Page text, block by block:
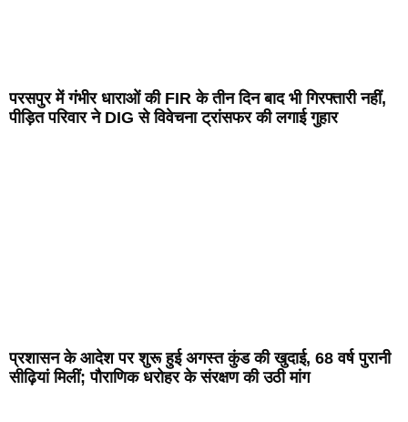
परसपुर में गंभीर धाराओं की FIR के तीन दिन बाद भी गिरफ्तारी नहीं,
पीड़ित परिवार ने DIG से विवेचना ट्रांसफर की लगाई गुहार
प्रशासन के आदेश पर शुरू हुई अगस्त कुंड की खुदाई, 68 वर्ष पुरानी
सीढ़ियां मिलीं; पौराणिक धरोहर के संरक्षण की उठी मांग